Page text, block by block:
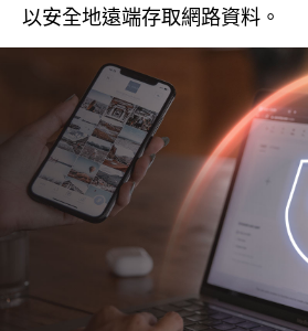
以安全地遠端存取網路資料。